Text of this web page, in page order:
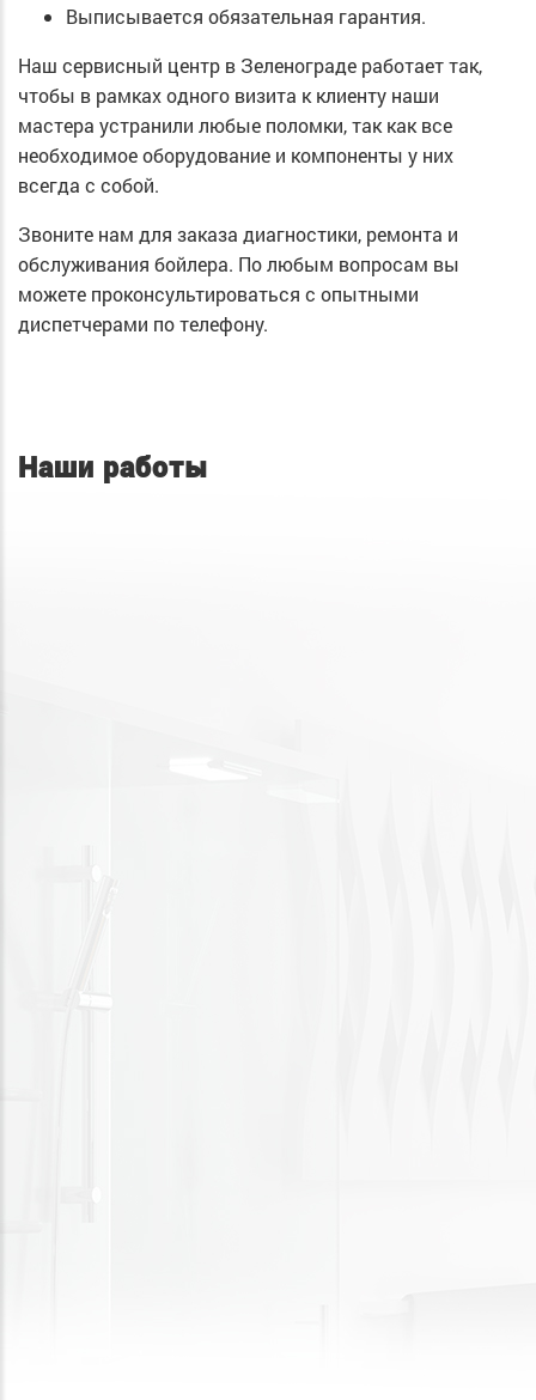
Выписывается обязательная гарантия.
Наш сервисный центр в Зеленограде работает так,
чтобы в рамках одного визита к клиенту наши
мастера устранили любые поломки, так как все
необходимое оборудование и компоненты у них
всегда с собой.
Звоните нам для заказа диагностики, ремонта и
обслуживания бойлера. По любым вопросам вы
можете проконсультироваться с опытными
диспетчерами по телефону.
Наши работы